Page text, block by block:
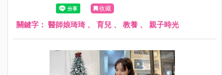
收藏
關鍵字： 醫師娘琦琦、 育兒 、 教養 、 親子時光